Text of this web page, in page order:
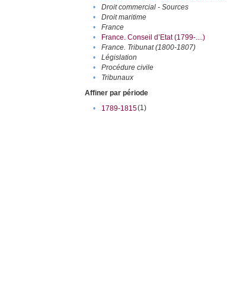
•
Droit commercial - Sources
•
Droit maritime
•
France
•
France. Conseil d’Etat (1799-....)
•
France. Tribunat (1800-1807)
•
Législation
•
Procédure civile
•
Tribunaux
Affiner par période
•
1789-1815(1)